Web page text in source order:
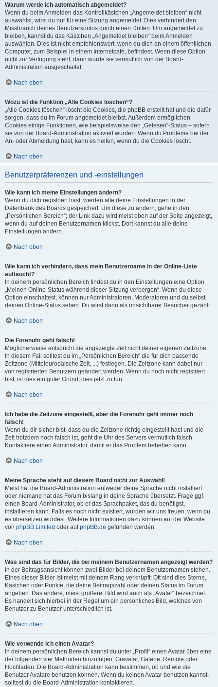
Warum werde ich automatisch abgemeldet?
Wenn du beim Anmelden das Kontrollkästchen „Angemeldet bleiben“ nicht
auswählst, wirst du nur für eine Sitzung angemeldet. Dies verhindert den
Missbrauch deines Benutzerkontos durch einen Dritten. Um angemeldet zu
bleiben, kannst du das Kästchen „Angemeldet bleiben“ beim Anmelden
auswählen. Dies ist nicht empfehlenswert, wenn du dich an einem öffentlichen
Computer, zum Beispiel in einem Internetcafé, befindest. Wenn diese Option
nicht zur Verfügung steht, dann wurde sie vermutlich von der Board-
Administration ausgeschaltet.
Nach oben
Wozu ist die Funktion „Alle Cookies löschen“?
„Alle Cookies löschen“ löscht die Cookies, die phpBB erstellt hat und die dafür
sorgen, dass du im Forum angemeldet bleibst. Außerdem ermöglichen
Cookies einige Funktionen, wie beispielsweise den „Gelesen“-Status – sofern
sie von der Board-Administration aktiviert wurden. Wenn du Probleme bei der
An- oder Abmeldung hast, kann es helfen, wenn du die Cookies löscht.
Nach oben
Benutzerpräferenzen und -einstellungen
Wie kann ich meine Einstellungen ändern?
Wenn du dich registriert hast, werden alle deine Einstellungen in der
Datenbank des Boards gespeichert. Um diese zu ändern, gehe in den
„Persönlichen Bereich“; der Link dazu wird meist oben auf der Seite angezeigt,
wenn du auf deinen Benutzernamen klickst. Dort kannst du alle deine
Einstellungen ändern.
Nach oben
Wie kann ich verhindern, dass mein Benutzername in der Online-Liste
auftaucht?
In deinem persönlichen Bereich findest du in den Einstellungen eine Option
„Meinen Online-Status während dieser Sitzung verbergen“. Wenn du diese
Option einschaltest, können nur Administratoren, Moderatoren und du selbst
deinen Online-Status sehen. Du wirst dann als unsichtbarer Besucher gezählt.
Nach oben
Die Forenuhr geht falsch!
Möglicherweise entspricht die angezeigte Zeit nicht deiner eigenen Zeitzone.
In diesem Fall solltest du im „Persönlichen Bereich“ die für dich passende
Zeitzone (Mitteleuropäische Zeit, ...) festlegen. Die Zeitzone kann dabei nur
von registrierten Benutzern geändert werden. Wenn du noch nicht registriert
bist, ist dies ein guter Grund, dies jetzt zu tun.
Nach oben
Ich habe die Zeitzone eingestellt, aber die Forenuhr geht immer noch
falsch!
Wenn du dir sicher bist, dass du die Zeitzone richtig eingestellt hast und die
Zeit trotzdem noch falsch ist, geht die Uhr des Servers vermutlich falsch.
Kontaktiere einen Administrator, damit er das Problem beheben kann.
Nach oben
Meine Sprache steht auf diesem Board nicht zur Auswahl!
Meist hat die Board-Administration entweder deine Sprache nicht installiert
oder niemand hat das Forum bislang in deine Sprache übersetzt. Frage ggf.
einen Board-Administrator, ob er das Sprachpaket, das du benötigst,
installieren kann. Falls es noch nicht existiert, würden wir uns freuen, wenn du
es übersetzen würdest. Weitere Informationen dazu können auf der Website
von phpBB Limited oder aufphpBB.de gefunden werden.
Nach oben
Was sind das für Bilder, die bei meinem Benutzernamen angezeigt werden?
In der Beitragsansicht können zwei Bilder bei deinem Benutzernamen stehen.
Eines dieser Bilder ist meist mit deinem Rang verknüpft: Oft sind dies Sterne,
Kästchen oder Punkte, die deine Beitragszahl oder deinen Status im Forum
angeben. Das andere, meist größere, Bild wird auch als „Avatar“ bezeichnet.
Es handelt sich hierbei in der Regel um ein persönliches Bild, welches von
Benutzer zu Benutzer unterschiedlich ist.
Nach oben
Wie verwende ich einen Avatar?
In deinem persönlichen Bereich kannst du unter „Profil“ einen Avatar über eine
der folgenden vier Methoden hinzufügen: Gravatar, Galerie, Remote oder
Hochladen. Die Board-Administration kann bestimmen, ob und wie die
Benutzer Avatare benutzen können. Wenn du keinen Avatar benutzen kannst,
solltest du die Board-Administration kontaktieren.